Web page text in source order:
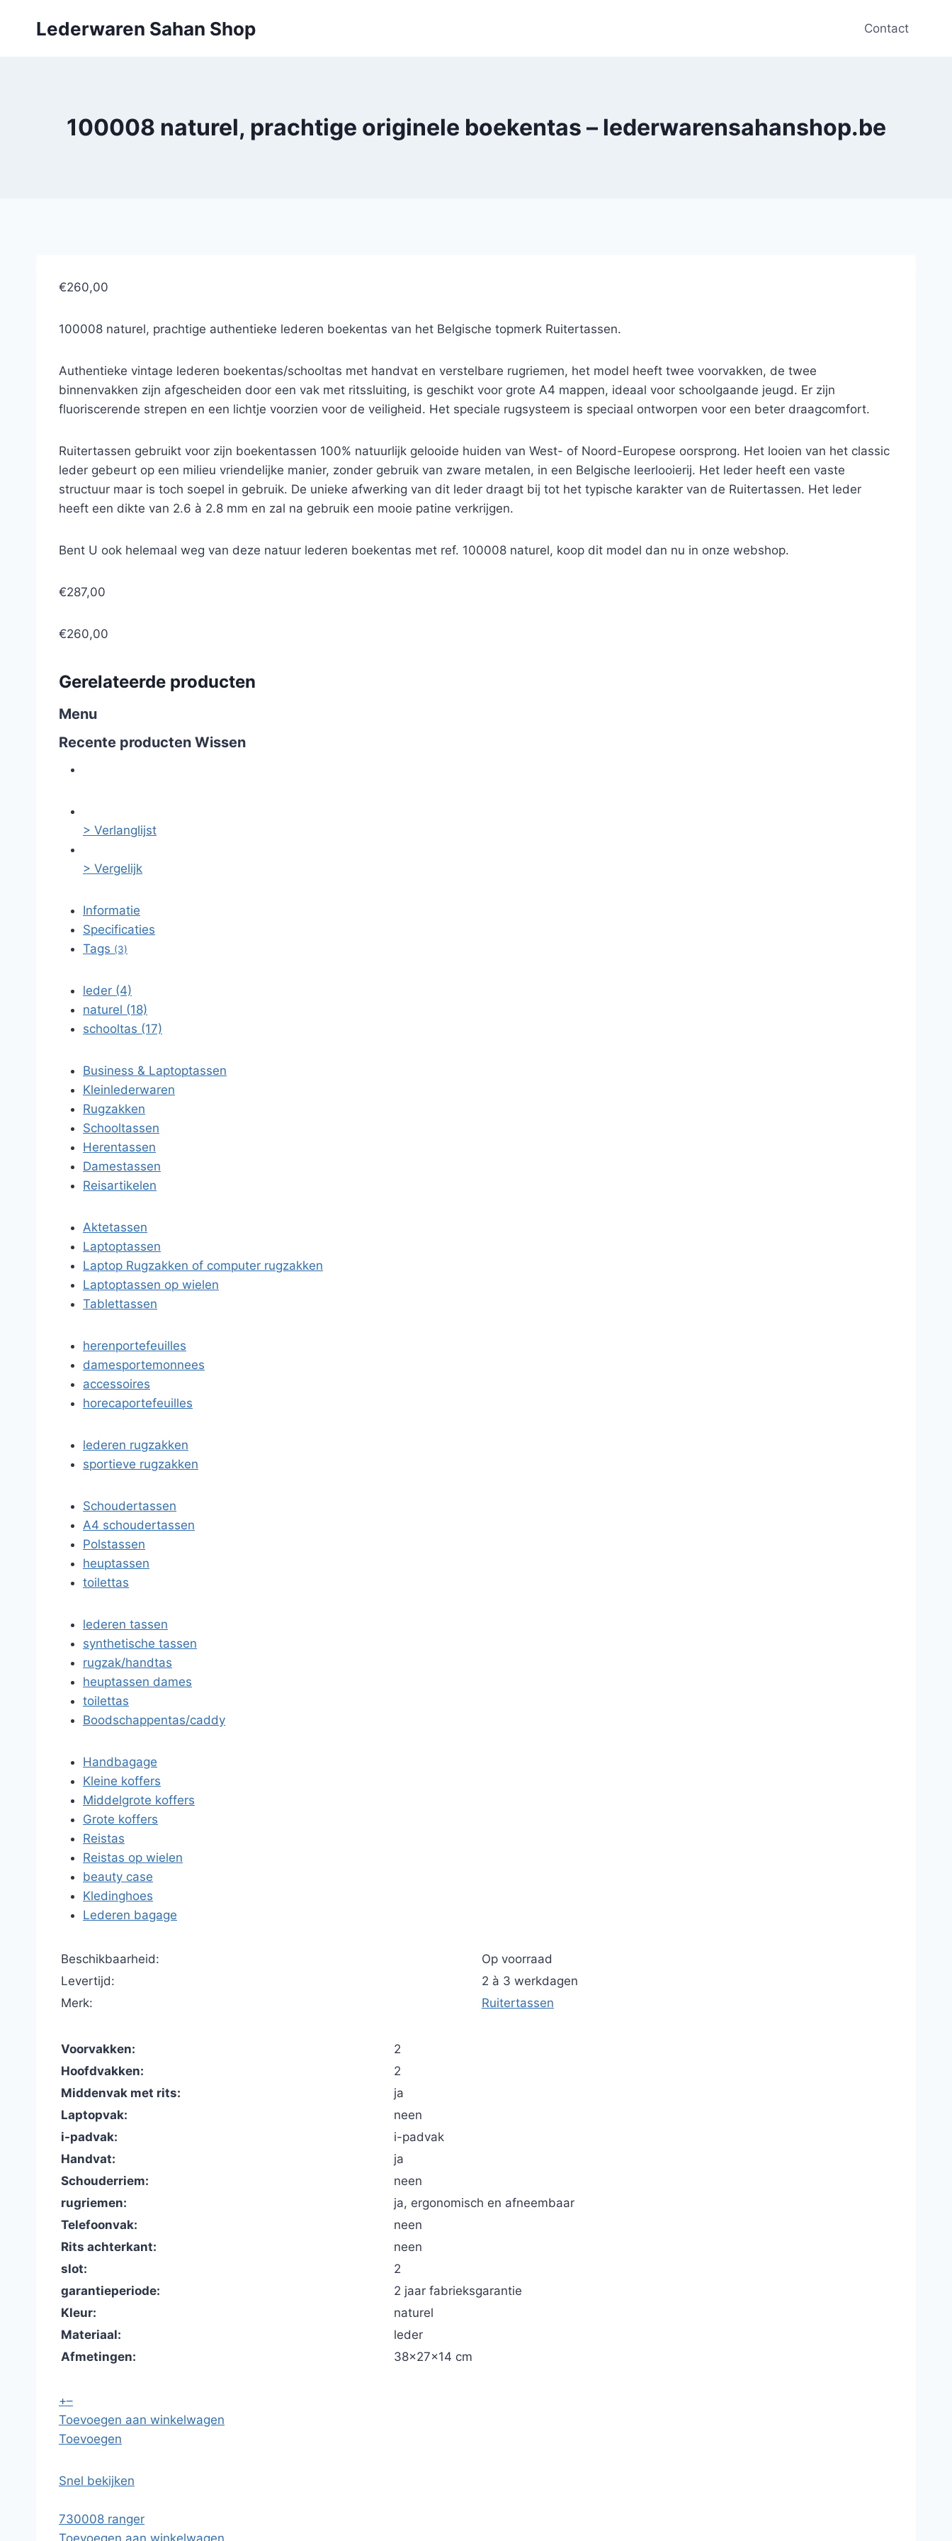
Lederwaren Sahan Shop Contact
100008 naturel, prachtige originele boekentas – lederwarensahanshop.be
€260,00
100008 naturel, prachtige authentieke lederen boekentas van het Belgische topmerk Ruitertassen.
Authentieke vintage lederen boekentas/schooltas met handvat en verstelbare rugriemen, het model heeft twee voorvakken, de twee
binnenvakken zijn afgescheiden door een vak met ritssluiting, is geschikt voor grote A4 mappen, ideaal voor schoolgaande jeugd. Er zijn
fluoriscerende strepen en een lichtje voorzien voor de veiligheid. Het speciale rugsysteem is speciaal ontworpen voor een beter draagcomfort.
Ruitertassen gebruikt voor zijn boekentassen 100% natuurlijk gelooide huiden van West- of Noord-Europese oorsprong. Het looien van het classic
leder gebeurt op een milieu vriendelijke manier, zonder gebruik van zware metalen, in een Belgische leerlooierij. Het leder heeft een vaste
structuur maar is toch soepel in gebruik. De unieke afwerking van dit leder draagt bij tot het typische karakter van de Ruitertassen. Het leder
heeft een dikte van 2.6 à 2.8 mm en zal na gebruik een mooie patine verkrijgen.
Bent U ook helemaal weg van deze natuur lederen boekentas met ref. 100008 naturel, koop dit model dan nu in onze webshop.
€287,00
€260,00
Gerelateerde producten
Menu
Recente producten Wissen
> Verlanglijst
> Vergelijk
Informatie
Specificaties
Tags (3)
leder (4)
naturel (18)
schooltas (17)
Business & Laptoptassen
Kleinlederwaren
Rugzakken
Schooltassen
Herentassen
Damestassen
Reisartikelen
Aktetassen
Laptoptassen
Laptop Rugzakken of computer rugzakken
Laptoptassen op wielen
Tablettassen
herenportefeuilles
damesportemonnees
accessoires
horecaportefeuilles
lederen rugzakken
sportieve rugzakken
Schoudertassen
A4 schoudertassen
Polstassen
heuptassen
toilettas
lederen tassen
synthetische tassen
rugzak/handtas
heuptassen dames
toilettas
Boodschappentas/caddy
Handbagage
Kleine koffers
Middelgrote koffers
Grote koffers
Reistas
Reistas op wielen
beauty case
Kledinghoes
Lederen bagage
Beschikbaarheid:
Op voorraad
Levertijd:
2 à 3 werkdagen
Merk:
Ruitertassen
Voorvakken:
2
Hoofdvakken:
2
Middenvak met rits:
ja
Laptopvak:
neen
i-padvak:
i-padvak
Handvat:
ja
Schouderriem:
neen
rugriemen:
ja, ergonomisch en afneembaar
Telefoonvak:
neen
Rits achterkant:
neen
slot:
2
garantieperiode:
2 jaar fabrieksgarantie
Kleur:
naturel
Materiaal:
leder
Afmetingen:
38x27x14 cm
+–
Toevoegen aan winkelwagen
Toevoegen
Snel bekijken
730008 ranger
Toevoegen aan winkelwagen